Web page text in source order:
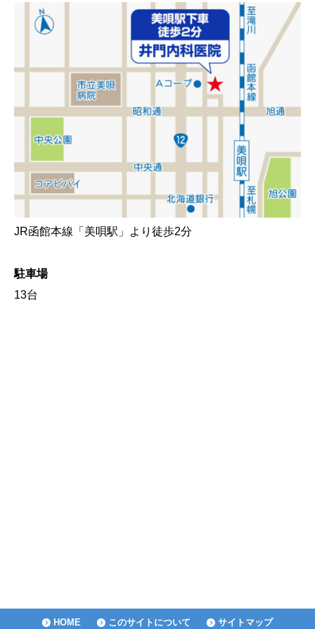
JR函館本線「美唄駅」より徒歩2分
駐車場
13台
HOME このサイトについて サイトマップ